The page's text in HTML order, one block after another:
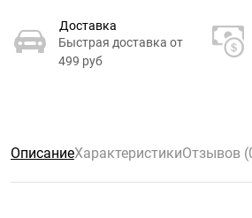
Доставка
Быстрая доставка от
499 руб
ОписаниеХарактеристикиОтзывов